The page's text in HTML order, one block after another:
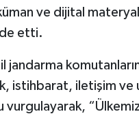
ve dijital
etti.
jandarma
istihbarat, iletişim ve